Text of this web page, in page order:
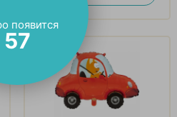
появится
56